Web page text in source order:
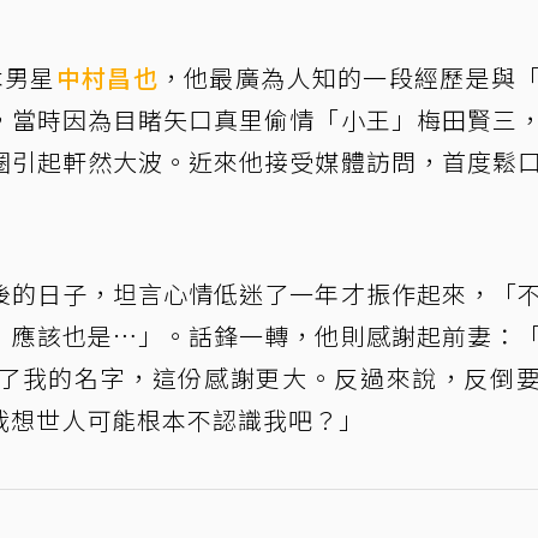
星 中村昌也 ，他最廣為人知的一段經歷是與
當時因為目睹矢口真里偷情「小王」梅田賢三
起軒然大波。近來他接受媒體訪問，首度鬆
日子，坦言心情低迷了一年才振作起來，「
應該也是…」。話鋒一轉，他則感謝起前妻：
我的名字，這份感謝更大。反過來說，反倒
世人可能根本不認識我吧？」